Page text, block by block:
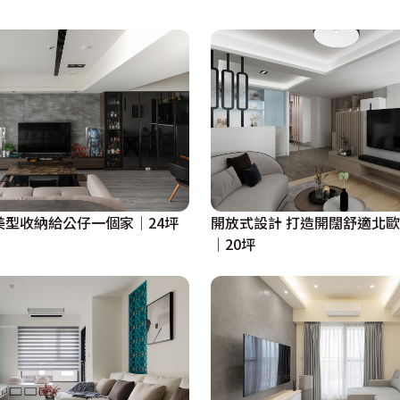
隔屏，規劃出工作書房空間。配置整面木片櫃綴以展示
空間更多視覺層次。
素，搭佐格柵床背牆和木地板，帶出舒適放鬆的寢臥氛
櫃規劃，則讓收納更能一目了然。
型收納給公仔一個家│24坪
開放式設計 打造開闊舒適北
│20坪